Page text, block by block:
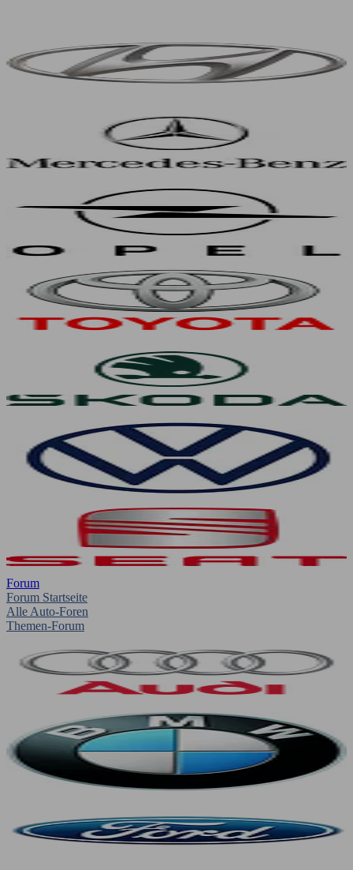
Forum
Forum Startseite
Alle Auto-Foren
Themen-Forum